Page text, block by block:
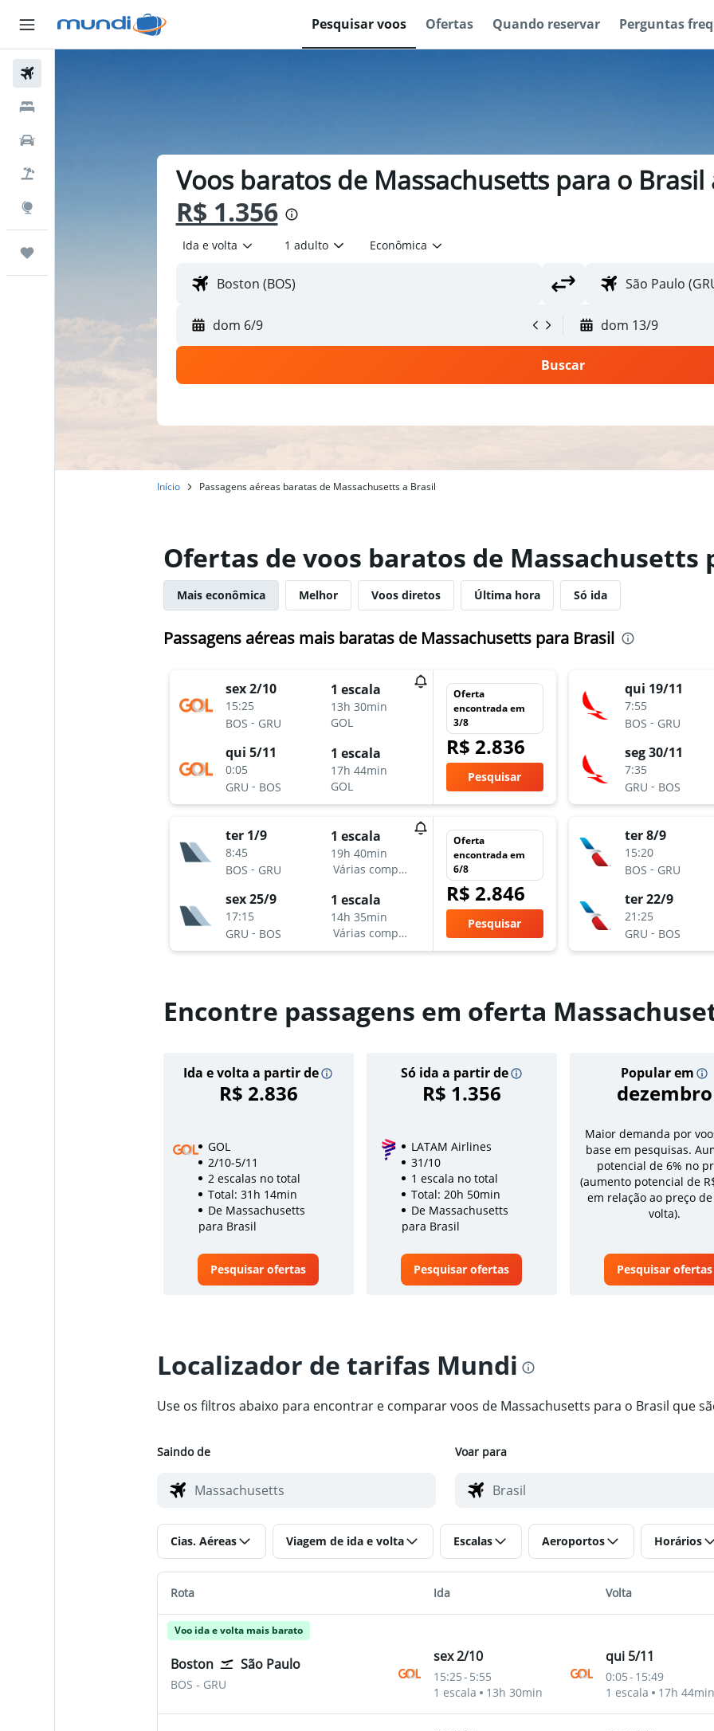
Pesquisar voos Ofertas Quando reservar Perguntas
Voos baratos de Massachusetts para o
R$ 1.356
Ida e volta 1 adulto Econômica
dom 6/9 dom 13/9
Buscar
Início Passagens aéreas baratas de Massachusetts a Brasil
Ofertas de voos baratos de Massachusetts
Mais econômica Melhor Voos diretos Última hora Só ida
Passagens aéreas mais baratas de Massachusetts para Brasil
sex 2/10
15:25
BOS - GRU
1 escala
13h 30min
GOL
qui 5/11
0:05
GRU - BOS
1 escala
17h 44min
GOL
Oferta
encontrada em
3/8
R$ 2.836
Pesquisar
ter 1/9
8:45
BOS - GRU
1 escala
19h 40min
Várias companhias aéreas
sex 25/9
17:15
GRU - BOS
1 escala
14h 35min
Várias companhias aéreas
Oferta
encontrada em
6/8
R$ 2.846
Pesquisar
qui 19/11
7:55
BOS - GRU
seg 30/11
7:35
GRU - BOS
ter 8/9
15:20
BOS - GRU
ter 22/9
21:25
GRU - BOS
Encontre passagens em oferta
Ida e volta a partir de
R$ 2.836
Só ida a partir de
R$ 1.356
Popular em
dezembro
GOL
2/10-5/11
2 escalas no total
Total: 31h 14min
De Massachusetts
para Brasil
Pesquisar ofertas
LATAM Airlines
31/10
1 escala no total
Total: 20h 50min
De Massachusetts
para Brasil
Pesquisar ofertas
Maior demanda por
base em pesquisas.
potencial de 6% no
(aumento potencial de
em relação ao preço
volta).
Pesquisar ofertas
Localizador de tarifas Mundi
Use os filtros abaixo para encontrar e comparar voos de Massachusetts para o Brasil que
Saindo de Voar para
Cias. Aéreas Viagem de ida e volta Escalas Aeroportos Horários
Rota Ida Volta
Voo ida e volta mais barato
Boston São Paulo
BOS Boston Logan Internacional
- GRU
sex 2/10
15:25- 5:55
1 escala
13h 30min
qui 5/11
0:05- 15:49
1 escala
17h 44min